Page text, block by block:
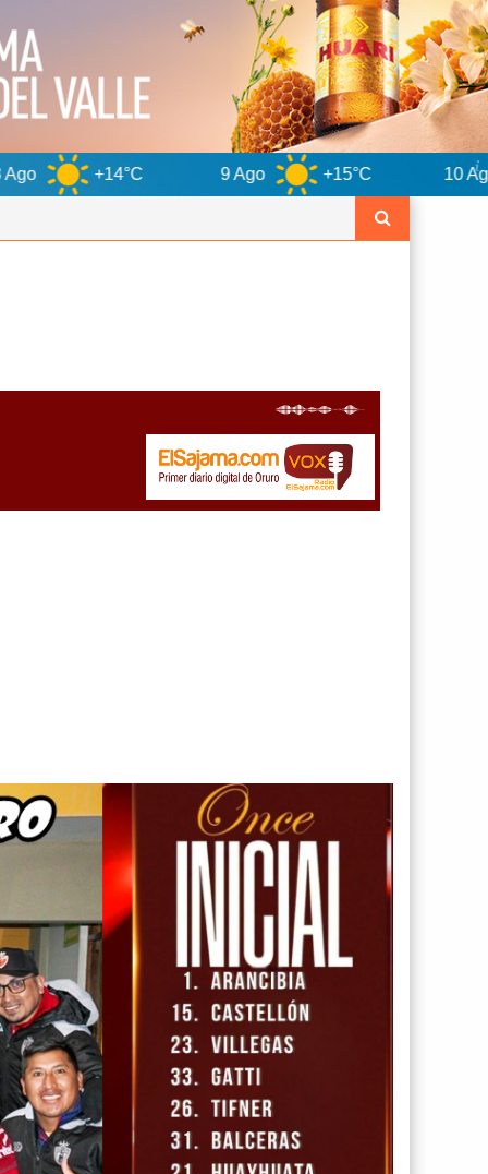
9 Ago +15°C 10 Ago